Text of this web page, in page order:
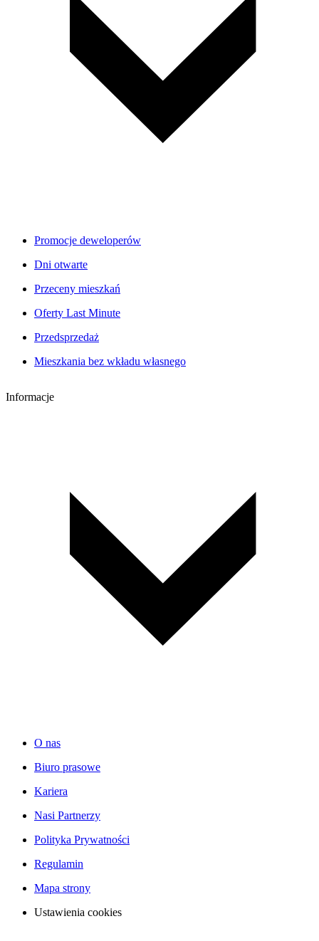
Promocje deweloperów
Dni otwarte
Przeceny mieszkań
Oferty Last Minute
Przedsprzedaż
Mieszkania bez wkładu własnego
Informacje
O nas
Biuro prasowe
Kariera
Nasi Partnerzy
Polityka Prywatności
Regulamin
Mapa strony
Ustawienia cookies